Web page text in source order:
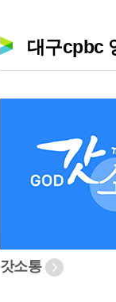
대구cpbc
갓소통